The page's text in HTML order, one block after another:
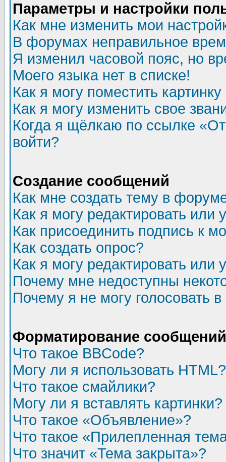
Параметры и настройки
Как мне изменить мои
В форумах неправильное
Я изменил часовой пояс, но
Моего языка нет в списке!
Как я могу поместить
Как я могу изменить свое
Когда я щёлкаю по ссылке
войти?
Создание сообщений
Как мне создать тему в
Как я могу редактировать или
Как присоединить подпись к
Как создать опрос?
Как я могу редактировать или
Почему мне недоступны
Почему я не могу голосовать
Форматирование
Что такое BBCode?
Могу ли я использовать HTML?
Что такое смайлики?
Могу ли я вставлять картинки?
Что такое «Объявление»?
Что такое «Прилепленная
Что значит «Тема закрыта»?